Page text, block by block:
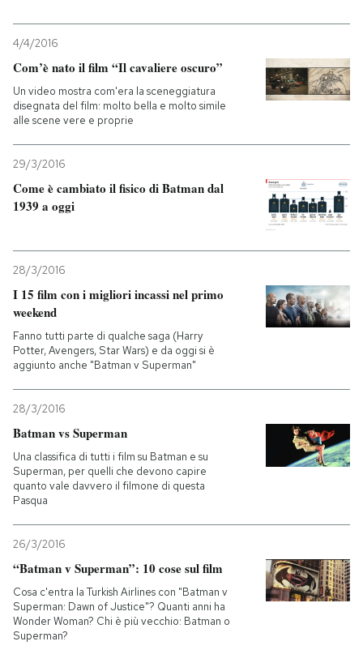
4/4/2016
Com’è nato il film “Il cavaliere oscuro”
Un video mostra com'era la sceneggiatura
disegnata del film: molto bella e molto simile
alle scene vere e proprie
29/3/2016
Come è cambiato il fisico di Batman dal
1939 a oggi
28/3/2016
I 15 film con i migliori incassi nel primo
weekend
Fanno tutti parte di qualche saga (Harry
Potter, Avengers, Star Wars) e da oggi si è
aggiunto anche "Batman v Superman"
28/3/2016
Batman vs Superman
Una classifica di tutti i film su Batman e su
Superman, per quelli che devono capire
quanto vale davvero il filmone di questa
Pasqua
26/3/2016
“Batman v Superman”: 10 cose sul film
Cosa c'entra la Turkish Airlines con "Batman v
Superman: Dawn of Justice"? Quanti anni ha
Wonder Woman? Chi è più vecchio: Batman o
Superman?